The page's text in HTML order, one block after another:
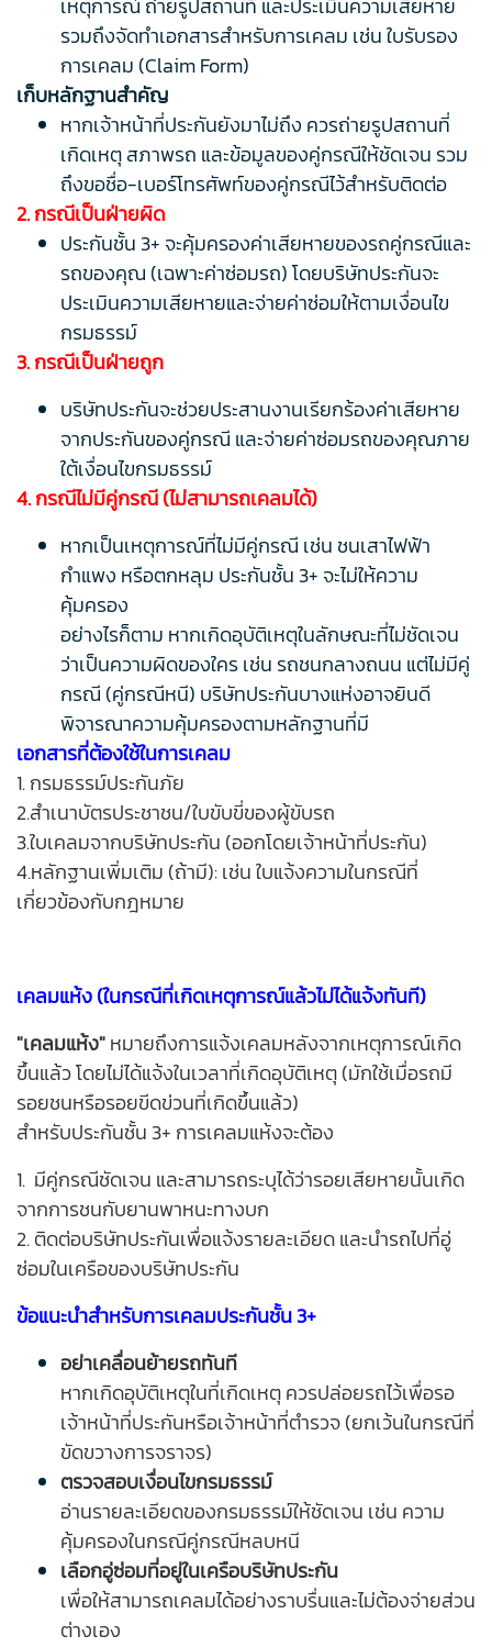
เหตุการณ์ ถ่ายรูปสถานที่ และประเมินความเสียหาย
รวมถึงจัดทำเอกสารสำหรับการเคลม เช่น ใบรับรอง
การเคลม (Claim Form)
เก็บหลักฐานสำคัญ
หากเจ้าหน้าที่ประกันยังมาไม่ถึง ควรถ่ายรูปสถานที่
เกิดเหตุ สภาพรถ และข้อมูลของคู่กรณีให้ชัดเจน รวม
ถึงขอชื่อ-เบอร์โทรศัพท์ของคู่กรณีไว้สำหรับติดต่อ
2. กรณีเป็นฝ่ายผิด
ประกันชั้น 3+ จะคุ้มครองค่าเสียหายของรถคู่กรณีและ
รถของคุณ (เฉพาะค่าซ่อมรถ) โดยบริษัทประกันจะ
ประเมินความเสียหายและจ่ายค่าซ่อมให้ตามเงื่อนไข
กรมธรรม์
3. กรณีเป็นฝ่ายถูก
บริษัทประกันจะช่วยประสานงานเรียกร้องค่าเสียหาย
จากประกันของคู่กรณี และจ่ายค่าซ่อมรถของคุณภาย
ใต้เงื่อนไขกรมธรรม์
4. กรณีไม่มีคู่กรณี (ไม่สามารถเคลมได้)
หากเป็นเหตุการณ์ที่ไม่มีคู่กรณี เช่น ชนเสาไฟฟ้า
กำแพง หรือตกหลุม ประกันชั้น 3+ จะไม่ให้ความ
คุ้มครอง
อย่างไรก็ตาม หากเกิดอุบัติเหตุในลักษณะที่ไม่ชัดเจน
ว่าเป็นความผิดของใคร เช่น รถชนกลางถนน แต่ไม่มีคู่
กรณี (คู่กรณีหนี) บริษัทประกันบางแห่งอาจยินดี
พิจารณาความคุ้มครองตามหลักฐานที่มี
เอกสารที่ต้องใช้ในการเคลม
1. กรมธรรม์ประกันภัย
2.สำเนาบัตรประชาชน/ใบขับขี่ของผู้ขับรถ
3.ใบเคลมจากบริษัทประกัน (ออกโดยเจ้าหน้าที่ประกัน)
4.หลักฐานเพิ่มเติม (ถ้ามี): เช่น ใบแจ้งความในกรณีที่
เกี่ยวข้องกับกฎหมาย
เคลมแห้ง (ในกรณีที่เกิดเหตุการณ์แล้วไม่ได้แจ้งทันที)
"เคลมแห้ง"หมายถึงการแจ้งเคลมหลังจากเหตุการณ์เกิด
ขึ้นแล้ว โดยไม่ได้แจ้งในเวลาที่เกิดอุบัติเหตุ (มักใช้เมื่อรถมี
รอยชนหรือรอยขีดข่วนที่เกิดขึ้นแล้ว)
สำหรับประกันชั้น 3+ การเคลมแห้งจะต้อง
1. มีคู่กรณีชัดเจน และสามารถระบุได้ว่ารอยเสียหายนั้นเกิด
จากการชนกับยานพาหนะทางบก
2. ติดต่อบริษัทประกันเพื่อแจ้งรายละเอียด และนำรถไปที่อู่
ซ่อมในเครือของบริษัทประกัน
ข้อแนะนำสำหรับการเคลมประกันชั้น 3+
อย่าเคลื่อนย้ายรถทันที
หากเกิดอุบัติเหตุในที่เกิดเหตุ ควรปล่อยรถไว้เพื่อรอ
เจ้าหน้าที่ประกันหรือเจ้าหน้าที่ตำรวจ (ยกเว้นในกรณีที่
ขัดขวางการจราจร)
ตรวจสอบเงื่อนไขกรมธรรม์
อ่านรายละเอียดของกรมธรรม์ให้ชัดเจน เช่น ความ
คุ้มครองในกรณีคู่กรณีหลบหนี
เลือกอู่ซ่อมที่อยู่ในเครือบริษัทประกัน
เพื่อให้สามารถเคลมได้อย่างราบรื่นและไม่ต้องจ่ายส่วน
ต่างเอง